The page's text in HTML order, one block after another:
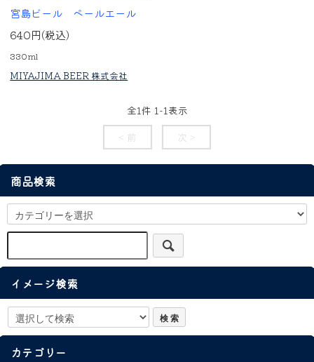
宮島ビール ペールエール
640円(税込)
330ml
MIYAJIMA BEER 株式会社
全1件 1-1表示
< 前
次 >
商品検索
イメージ検索
カテゴリー